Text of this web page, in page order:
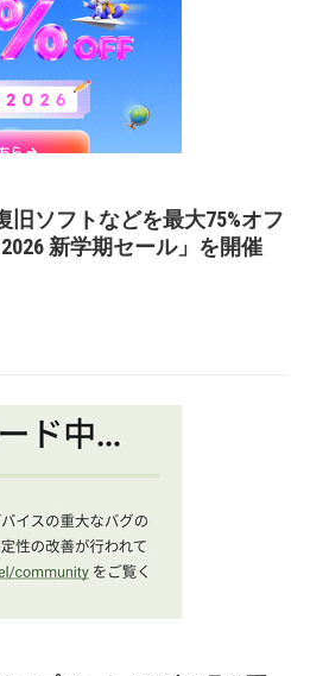
旧ソフトなどを最大75%オフ
新学期セール」を開催